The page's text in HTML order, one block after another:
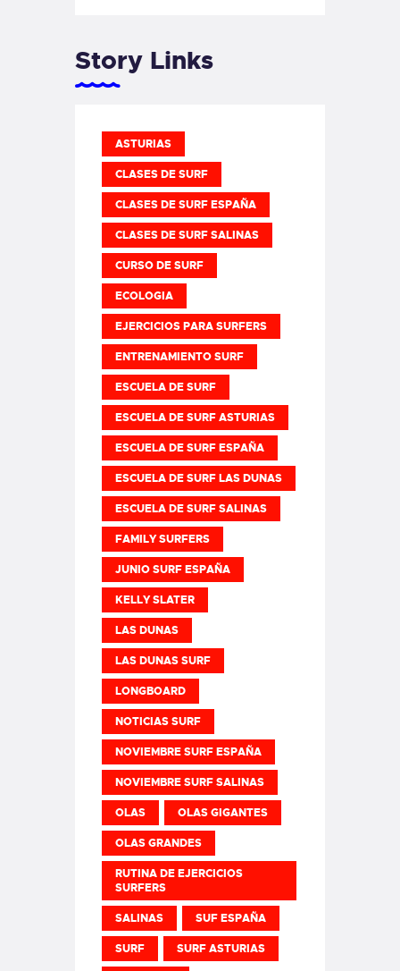
Story Links
ASTURIAS
CLASES DE SURF
CLASES DE SURF ESPAÑA
CLASES DE SURF SALINAS
CURSO DE SURF
ECOLOGIA
EJERCICIOS PARA SURFERS
ENTRENAMIENTO SURF
ESCUELA DE SURF
ESCUELA DE SURF ASTURIAS
ESCUELA DE SURF ESPAÑA
ESCUELA DE SURF LAS DUNAS
ESCUELA DE SURF SALINAS
FAMILY SURFERS
JUNIO SURF ESPAÑA
KELLY SLATER
LAS DUNAS
LAS DUNAS SURF
LONGBOARD
NOTICIAS SURF
NOVIEMBRE SURF ESPAÑA
NOVIEMBRE SURF SALINAS
OLAS OLAS GIGANTES
OLAS GRANDES
RUTINA DE EJERCICIOS
SURFERS
SALINAS SUF ESPAÑA
SURF SURF ASTURIAS